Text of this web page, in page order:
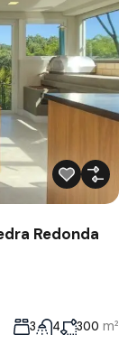
Redonda
3 4 300 m²